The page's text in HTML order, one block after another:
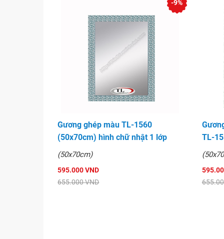
Gương ghép màu TL-1560
(50x70cm) hình chữ nhật 1 lớp
(50x70cm)
595.000 VND
655.000 VND
-9%
TL-